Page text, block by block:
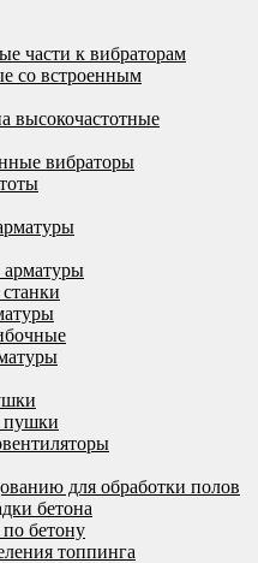
части к вибраторам
со встроенным
высокочастотные
вибраторы
арматуры
пушки
для обработки полов
бетона
бетону
топпинга